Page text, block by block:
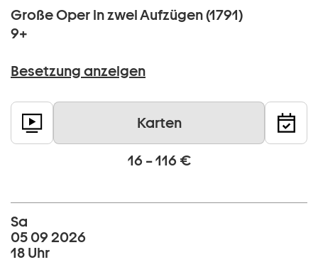
Große Oper in zwei Aufzügen (1791)
9+
Besetzung anzeigen
Karten
16 – 116 €
Sa
05 09 2026
18 Uhr